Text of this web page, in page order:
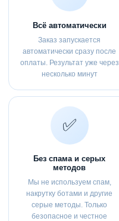
Всё автоматически
Заказ запускается
автоматически сразу после
оплаты. Результат уже через
несколько минут
✅
Без спама и серых
методов
Мы не используем спам,
накрутку ботами и другие
серые методы. Только
безопасное и честное